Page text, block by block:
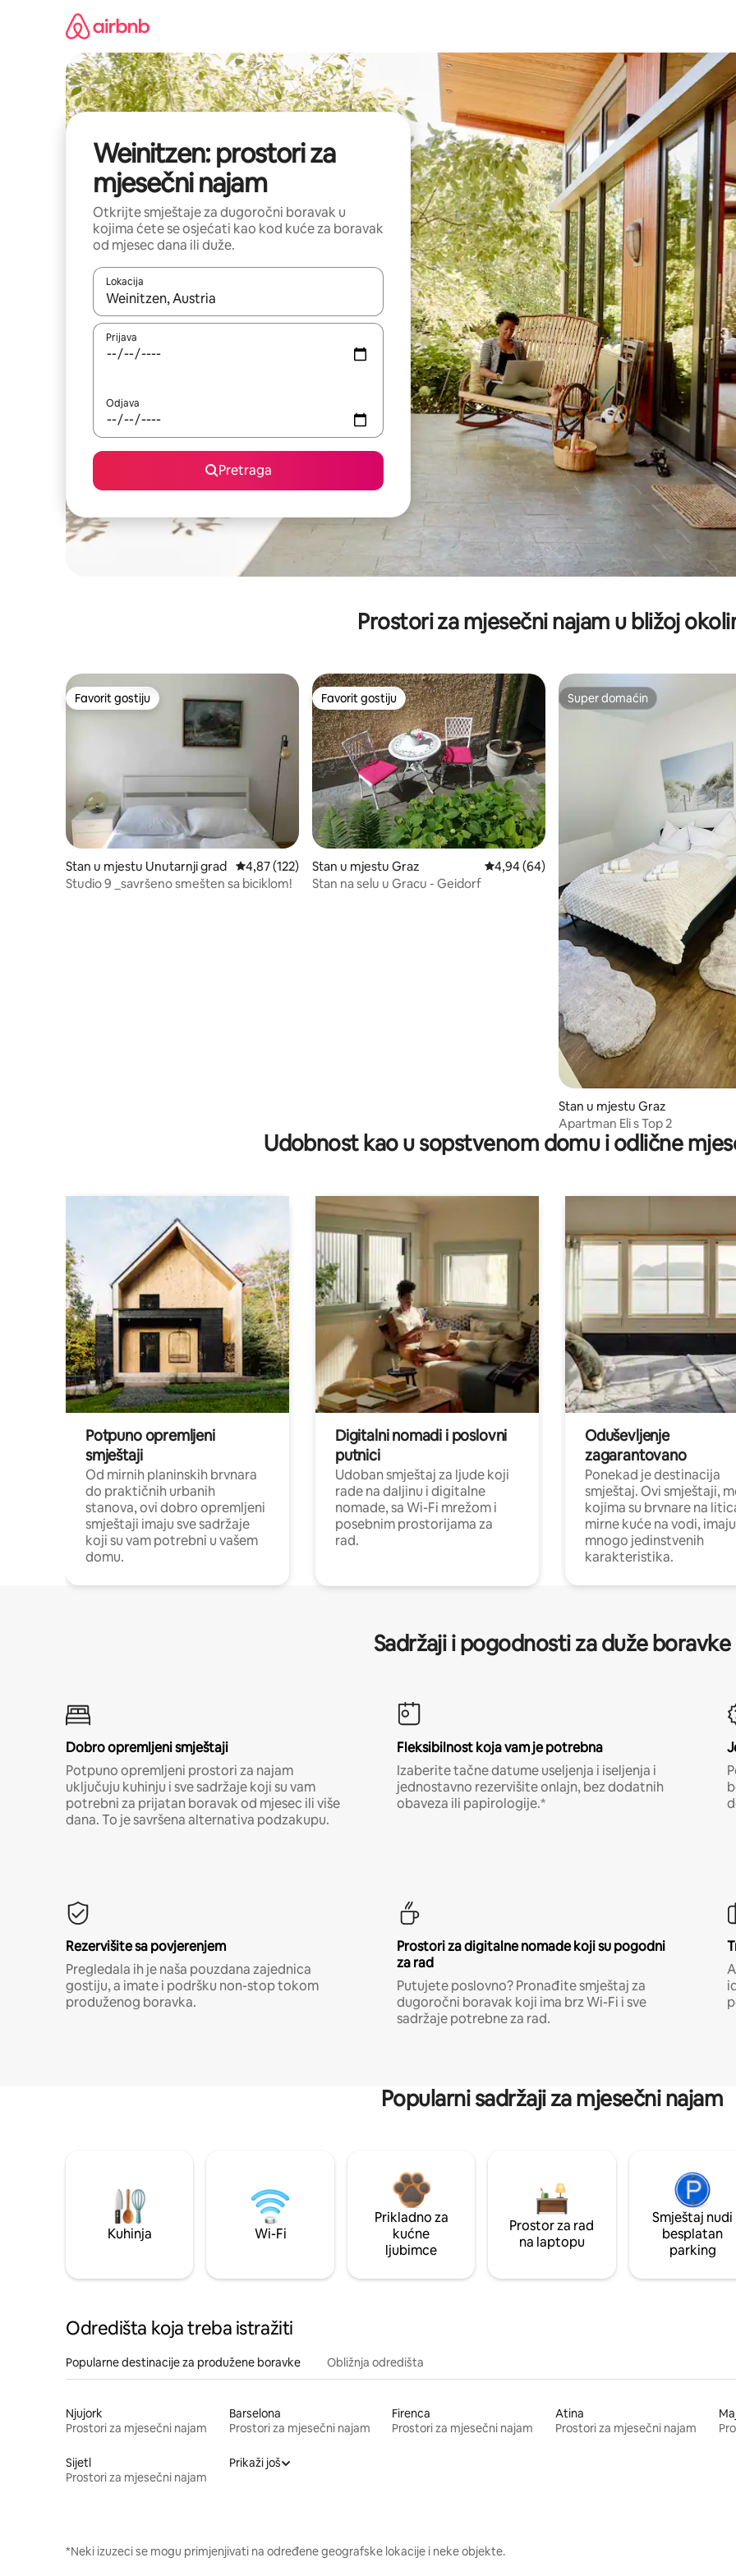
Weinitzen: prostori za
mjesečni najam
Otkrijte smještaje za dugoročni boravak u
kojima ćete se osjećati kao kod kuće za boravak
od mjesec dana ili duže.
Lokacija
Kad su rezultati dostupni, možete da se krećete kroz njih pomoću strelica nagore i nadolje, kao i da ih istražujte dodirom
Prijava
Odjava
Pretraga
Prostori za mjesečni najam u bližoj
Favorit gostiju
Favorit gostiju
Stan u mjestu Unutarnji grad prosječna ocjena 4,87 od 5, recenzija: 122
4,87 (122)
Studio 9 _savršeno smešten sa biciklom!
Favorit gostiju
Favorit gostiju
Stan u mjestu Graz prosječna ocjena 4,94 od 5, recenzija: 64
4,94 (64)
Stan na selu u Gracu - Geidorf
Super domaćin
Super domaćin
Stan u mjestu Graz
Apartman Eli s Top 2
Udobnost kao u sopstvenom domu i odlične
Potpuno opremljeni
smještaji
Od mirnih planinskih brvnara
do praktičnih urbanih
stanova, ovi dobro opremljeni
smještaji imaju sve sadržaje
koji su vam potrebni u vašem
domu.
Digitalni nomadi i poslovni
putnici
Udoban smještaj za ljude koji
rade na daljinu i digitalne
nomade, sa Wi-Fi mrežom i
posebnim prostorijama za
rad.
Oduševljenje
zagarantovano
Ponekad je destinacija
smještaj. Ovi smještaji,
kojima su brvnare na
mirne kuće na vodi, imaju
mnogo jedinstvenih
karakteristika.
Sadržaji i pogodnosti za duže boravke
Dobro opremljeni smještaji
Potpuno opremljeni prostori za najam
uključuju kuhinju i sve sadržaje koji su vam
potrebni za prijatan boravak od mjesec ili više
dana. To je savršena alternativa podzakupu.
Fleksibilnost koja vam je potrebna
Izaberite tačne datume useljenja i iseljenja i
jednostavno rezervišite onlajn, bez dodatnih
obaveza ili papirologije.*
Rezervišite sa povjerenjem
Pregledala ih je naša pouzdana zajednica
gostiju, a imate i podršku non-stop tokom
produženog boravka.
Prostori za digitalne nomade koji su pogodni
za rad
Putujete poslovno? Pronađite smještaj za
dugoročni boravak koji ima brz Wi-Fi i sve
sadržaje potrebne za rad.
Popularni sadržaji za mjesečni najam
Kuhinja Wi-Fi
Prikladno za
kućne
ljubimce
Prostor za rad
na laptopu
Smještaj nudi
besplatan
parking
Odredišta koja treba istražiti
Popularne destinacije za produžene boravke Obližnja odredišta
Njujork
Prostori za mjesečni najam
Barselona
Prostori za mjesečni najam
Firenca
Prostori za mjesečni najam
Atina
Prostori za mjesečni najam
Sijetl
Prostori za mjesečni najam
Prikaži još
*Neki izuzeci se mogu primjenjivati na određene geografske lokacije i neke objekte.